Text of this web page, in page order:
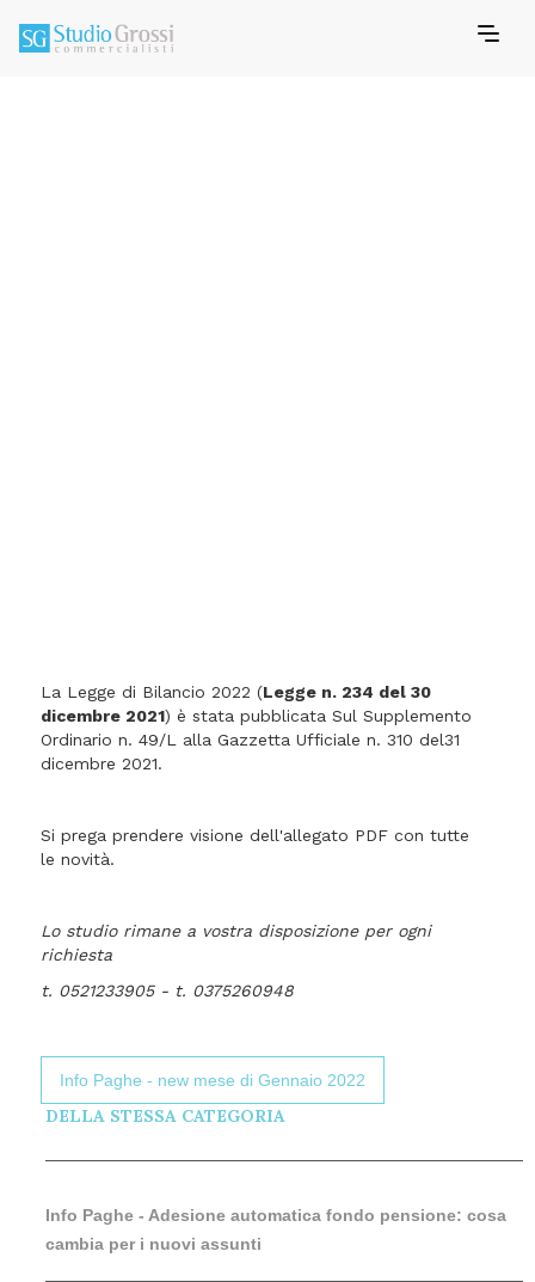
La Legge di Bilancio 2022 (Legge n. 234 del 30
dicembre 2021) è stata pubblicata Sul Supplemento
Ordinario n. 49/L alla Gazzetta Ufficiale n. 310 del31
dicembre 2021.
Si prega prendere visione dell'allegato PDF con tutte
le novità.
Lo studio rimane a vostra disposizione per ogni
richiesta
t. 0521233905 - t. 0375260948
Info Paghe - new mese di Gennaio 2022
DELLA STESSA CATEGORIA
Info Paghe - Adesione automatica fondo pensione: cosa
cambia per i nuovi assunti